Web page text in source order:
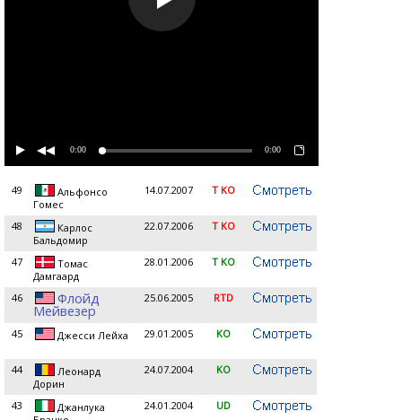
0:00 0:00
49
Альфонсо
Гомес
14.07.2007 T KO
48
Карлос
Бальдомир
22.07.2006 T KO
47
Томас
Дамгаард
28.01.2006 T KO
46 Флойд
Мейвезер
25.06.2005 RTD
45 Джесси Лейха 29.01.2005 KO
44
Леонард
Дорин
24.07.2004 KO
43
Джанлука
24.01.2004 UD